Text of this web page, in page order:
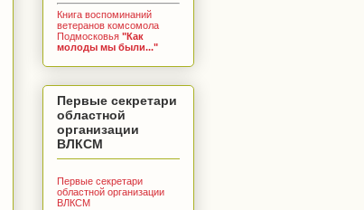
Книга воспоминаний
ветеранов комсомола
Подмосковья "Как
молоды мы были..."
Первые секретари
областной
организации
ВЛКСМ
Первые секретари
областной организации
ВЛКСМ